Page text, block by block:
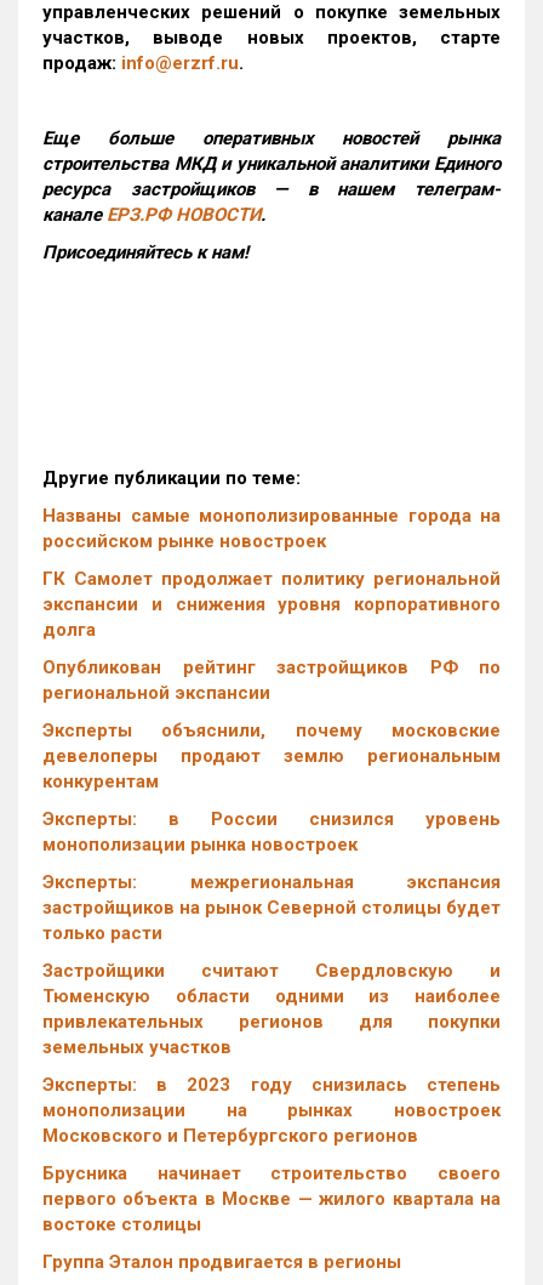
управленческих решений о покупке земельных
участков, выводе новых проектов, старте
продаж: info@erzrf.ru.
Еще больше оперативных новостей рынка
строительства МКД и уникальной аналитики Единого
ресурса застройщиков — в нашем телеграм-
канале ЕРЗ.РФ НОВОСТИ.
Присоединяйтесь к нам!
Другие публикации по теме:
Названы самые монополизированные города на
российском рынке новостроек
ГК Самолет продолжает политику региональной
экспансии и снижения уровня корпоративного
долга
Опубликован рейтинг застройщиков РФ по
региональной экспансии
Эксперты объяснили, почему московские
девелоперы продают землю региональным
конкурентам
Эксперты: в России снизился уровень
монополизации рынка новостроек
Эксперты: межрегиональная экспансия
застройщиков на рынок Северной столицы будет
только расти
Застройщики считают Свердловскую и
Тюменскую области одними из наиболее
привлекательных регионов для покупки
земельных участков
Эксперты: в 2023 году снизилась степень
монополизации на рынках новостроек
Московского и Петербургского регионов
Брусника начинает строительство своего
первого объекта в Москве — жилого квартала на
востоке столицы
Группа Эталон продвигается в регионы